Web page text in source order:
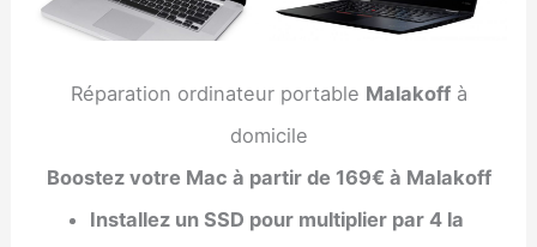
Réparation ordinateur portable Malakoffà
domicile
Boostez votre Mac à partir de 169€ à Malakoff
Installez un SSD pour multiplier par 4 la